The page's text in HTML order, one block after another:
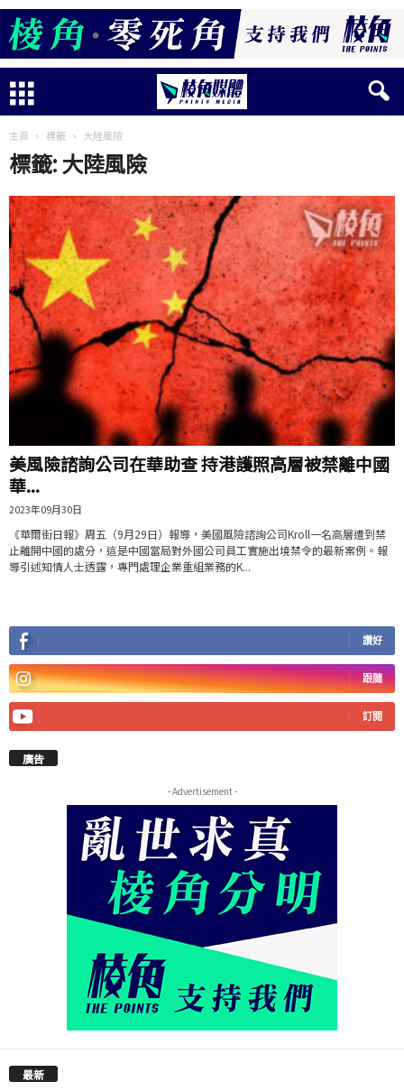
主頁 標籤 大陸風險
標籤: 大陸風險
美風險諮詢公司在華助查 持港護照高層被禁離中國
華...
2023年09月30日
《華爾街日報》周五（9月29日）報導，美國風險諮詢公司Kroll一名高層遭到禁
止離開中國的處分，這是中國當局對外國公司員工實施出境禁令的最新案例。報
導引述知情人士透露，專門處理企業重組業務的K...
讚好
跟隨
訂閱
廣告
- Advertisement -
最新